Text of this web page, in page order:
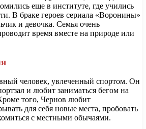
еще в институте, где учились
В браке героев сериала «Воронины»
и девочка. Семья очень
время вместе на природе или
человек, увлеченный спортом. Он
и любит заниматься бегом на
того, Чернов любит
для себя новые места, пробовать
с местными обычаями.